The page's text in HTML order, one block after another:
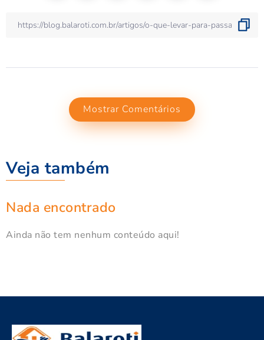
Mostrar Comentários
Veja também
Nada encontrado
Ainda não tem nenhum conteúdo aqui!